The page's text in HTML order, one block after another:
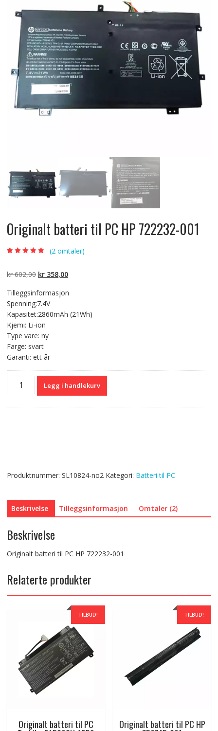
Originalt batteri til PC HP 722232-001
kundevurderinger
(2omtaler)
kr602,00 Opprinnelig
var:
kr 602,00.
kr358,00Nåværende
er:
Tilleggsinformasjon
Spenning:7.4V
Kapasitet:2860mAh (21Wh)
Kjemi: Li-ion
Type vare: ny
Farge: svart
Garanti: ett år
Originalt
batteri
Legg i handlekurv
Produktnummer: SL10824-no2 Kategori: Batteri til PC
Beskrivelse Tilleggsinformasjon Omtaler (2)
Beskrivelse
Originalt batteri til PC HP 722232-001
Relaterte produkter
TILBUD!
Originalt batteri til PC
TILBUD!
Originalt batteri til PC HP